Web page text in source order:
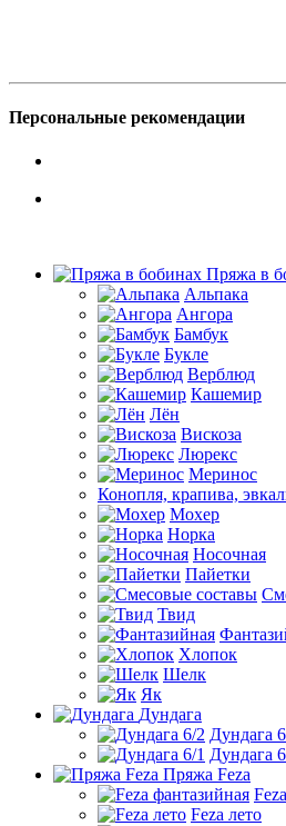
Персональные рекомендации
Пряжа в
Альпака
Ангора
Бамбук
Букле
Верблюд
Кашемир
Лён
Вискоза
Люрекс
Меринос
Конопля, крапива,
Мохер
Норка
Носочная
Пайетки
Твид
Хлопок
Шелк
Як
Дундага
Дундага
Дундага
Пряжа Feza
Feza лето